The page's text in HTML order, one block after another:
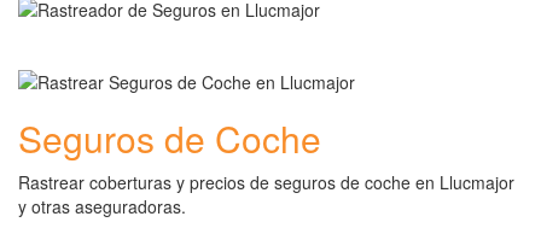
Seguros de Coche
Rastrear coberturas y precios de seguros de coche en Llucmajor
y otras aseguradoras.